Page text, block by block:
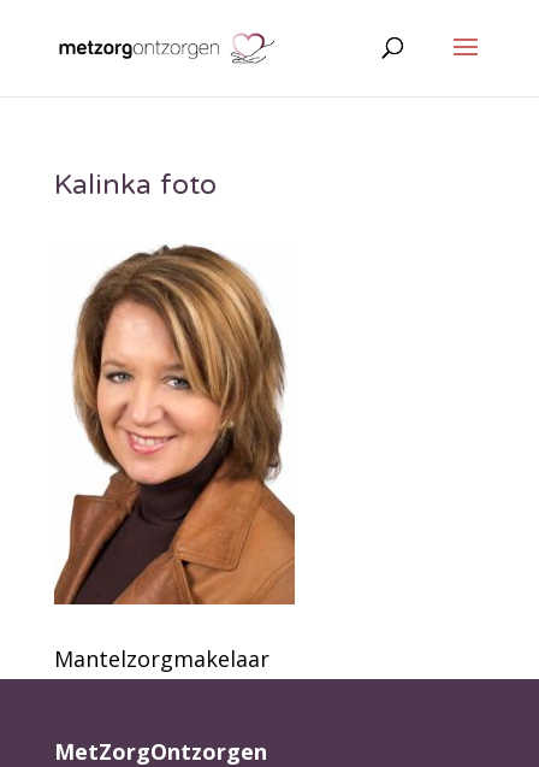
Kalinka foto
Mantelzorgmakelaar
MetZorgOntzorgen